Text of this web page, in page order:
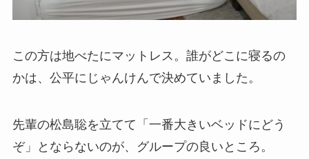
この方は地べたにマットレス。誰がどこに寝るの
かは、公平にじゃんけんで決めていました。
先輩の松島聡を立てて「一番大きいベッドにどう
ぞ」とならないのが、グループの良いところ。